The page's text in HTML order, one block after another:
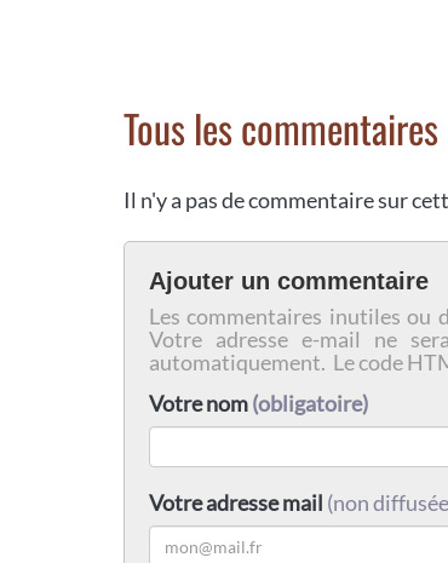
Tous les commentaires
Il n'y a pas de commentaire sur
Ajouter un commentaire
Les commentaires inutiles ou
Votre adresse e-mail ne
automatiquement. Le code
Votre nom(obligatoire)
Votre adresse mail (non